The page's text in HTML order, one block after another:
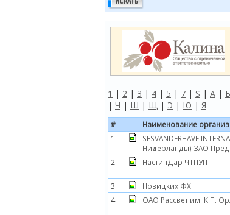
1 | 2 | 3 | 4 | 5 | 7 | S | А | Б
| Ч | Ш | Щ | Э | Ю | Я
# Наименование
1.
SESVANDERHAVE
Нидерланды) ЗАО
2. НастинДар ЧТПУП
3. Новицких ФХ
4.
ОАО Рассвет им. К.П.